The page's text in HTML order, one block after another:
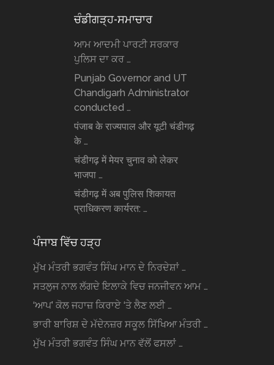
ਚੰਡੀਗੜ੍ਹ-ਸਮਾਚਾਰ
ਆਮ ਆਦਮੀ ਪਾਰਟੀ ਸਰਕਾਰ
ਪੁਲਿਸ ਦਾ ਕਰ …
Punjab Governor and UT
Chandigarh Administrator
conducted …
पंजाब के राज्यपाल और यूटी चंडीगढ़
के …
चंडीगढ़ में मेयर चुनाव को लेकर
भाजपा …
चंडीगढ़ में अब पुलिस शिकायत
प्राधिकरण कार्यरत: …
ਪੰਜਾਬ ਵਿੱਚ ਹੜ੍ਹ
ਮੁੱਖ ਮੰਤਰੀ ਭਗਵੰਤ ਸਿੰਘ ਮਾਨ ਦੇ ਨਿਰਦੇਸ਼ਾਂ …
ਸਤਲੁਜ ਨਾਲ ਲੱਗਦੇ ਇਲਾਕੇ ਵਿਚ ਜਨਜੀਵਨ ਆਮ …
‘ਆਪ’ ਕੋਲ ਜਹਾਜ਼ ਕਿਰਾਏ ‘ਤੇ ਲੈਣ ਲਈ …
ਭਾਰੀ ਬਾਰਿਸ਼ ਦੇ ਮੱਦੇਨਜ਼ਰ ਸਕੂਲ ਸਿੱਖਿਆ ਮੰਤਰੀ …
ਮੁੱਖ ਮੰਤਰੀ ਭਗਵੰਤ ਸਿੰਘ ਮਾਨ ਵੱਲੋਂ ਫਸਲਾਂ …